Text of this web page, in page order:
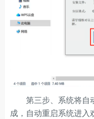
第三步、系统将自
成，自动重启系统进入